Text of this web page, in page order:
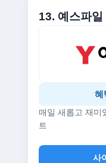
13. 예스파일
혜
매일 새롭고 재미
트
사